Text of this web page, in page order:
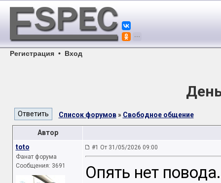
Регистрация • Вход
Список форумов» Свободное общение
Автор
toto
Фанат форума
Сообщения: 3691
#1 От 31/05/2026 09:00
Опять нет